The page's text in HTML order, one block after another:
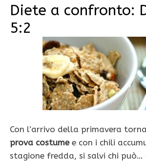
Diete a confronto:
5:2
Con l’arrivo della primavera
prova costumee con i chili
stagione fredda, si salvi chi